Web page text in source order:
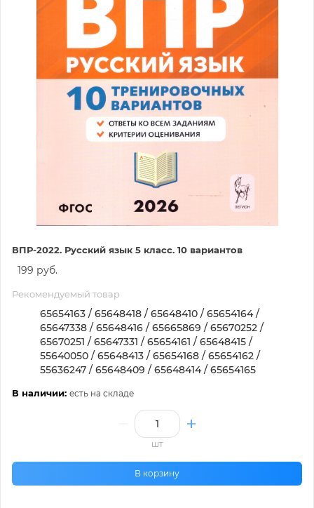
ВПР-2022. Русский язык 5 класс. 10 вариантов
199 руб.
Рекомендуемый товар
65654163 / 65648418 / 65648410 / 65654164 /
65647338 / 65648416 / 65665869 / 65670252 /
65670251 / 65647331 / 65654161 / 65648415 /
55640050 / 65648413 / 65654168 / 65654162 /
55636247 / 65648409 / 65648414 / 65654165
В наличии: есть на складе
шт
В корзину